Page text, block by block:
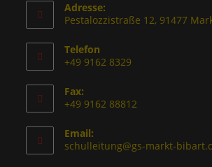
Adresse:
Pestalozzistraße 12, 91477
Telefon
+49 9162 8329
Fax:
+49 9162 88812
Email:
schulleitung@gs-markt-